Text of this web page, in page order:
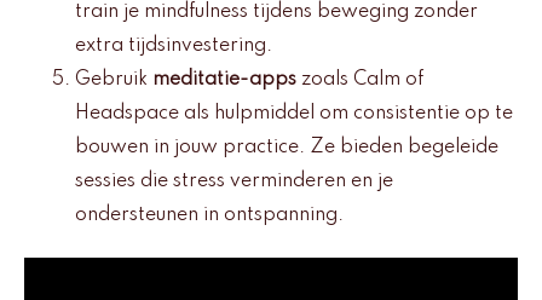
train je mindfulness tijdens beweging zonder
extra tijdsinvestering.
Gebruik meditatie-apps zoals Calm of
Headspace als hulpmiddel om consistentie op te
bouwen in jouw practice. Ze bieden begeleide
sessies die stress verminderen en je
ondersteunen in ontspanning.